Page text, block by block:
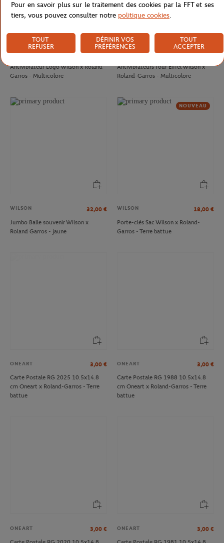
WILSON 8,00 €
Antivibrateur Logo Wilson x Roland-
Garros - Multicolore
WILSON 8,00 €
Antivibrateurs Tour Eiffel Wilson x
Roland-Garros - Multicolore
WILSON 32,00 €
Jumbo Balle souvenir Wilson x
Roland Garros - jaune
NOUVEAU
WILSON 18,00 €
Porte-clés Sac Wilson x Roland-
Garros - Terre battue
ONEART 3,00 €
Carte Postale RG 2025 10.5x14.8
cm Oneart x Roland-Garros - Terre
battue
ONEART 3,00 €
Carte Postale RG 1988 10.5x14.8
cm Oneart x Roland-Garros - Terre
battue
ONEART 3,00 €
ONEART 3,00 €
Pour en savoir plus sur le traitement des cookies par la FFT et ses
tiers, vous pouvez consulter notre politique cookies.
TOUT
REFUSER
DÉFINIR VOS
PRÉFÉRENCES
TOUT
ACCEPTER